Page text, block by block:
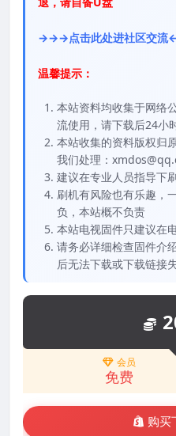
→→→点击此处进社区交
温馨提示：
本站资料均收集于网络
流使用，请下载后24小
本站收集的资料版权归
我们处理：
建议在专业人员指导下
刷机有风险也有乐趣，
负，本站概不负责
本站电视固件只建议在
请务必详细检查固件介
后无法下载或下载链接
会员
免费
购买